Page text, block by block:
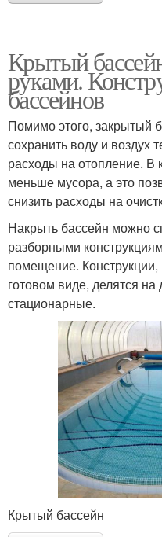
Крытый
руками.
бассейнов
Помимо этого, закрытый
сохранить воду и воздух
расходы на отопление. В
меньше мусора, а это
снизить расходы на
Накрыть бассейн можно
разборными
помещение.
готовом виде, делятся
стационарные.
Крытый бассейн